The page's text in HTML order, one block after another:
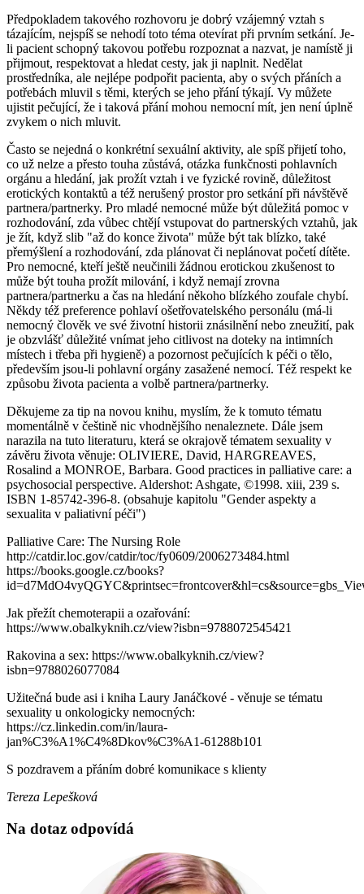
Předpokladem takového rozhovoru je dobrý vzájemný vztah s
tázajícím, nejspíš se nehodí toto téma otevírat při prvním setkání. Je-
li pacient schopný takovou potřebu rozpoznat a nazvat, je namístě ji
přijmout, respektovat a hledat cesty, jak ji naplnit. Nedělat
prostředníka, ale nejlépe podpořit pacienta, aby o svých přáních a
potřebách mluvil s těmi, kterých se jeho přání týkají. Vy můžete
ujistit pečující, že i taková přání mohou nemocní mít, jen není úplně
zvykem o nich mluvit.
Často se nejedná o konkrétní sexuální aktivity, ale spíš přijetí toho,
co už nelze a přesto touha zůstává, otázka funkčnosti pohlavních
orgánu a hledání, jak prožít vztah i ve fyzické rovině, důležitost
erotických kontaktů a též nerušený prostor pro setkání při návštěvě
partnera/partnerky. Pro mladé nemocné může být důležitá pomoc v
rozhodování, zda vůbec chtějí vstupovat do partnerských vztahů, jak
je žít, když slib "až do konce života" může být tak blízko, také
přemýšlení a rozhodování, zda plánovat či neplánovat početí dítěte.
Pro nemocné, kteří ještě neučinili žádnou erotickou zkušenost to
může být touha prožít milování, i když nemají zrovna
partnera/partnerku a čas na hledání někoho blízkého zoufale chybí.
Někdy též preference pohlaví ošetřovatelského personálu (má-li
nemocný člověk ve své životní historii znásilnění nebo zneužití, pak
je obzvlášť důležité vnímat jeho citlivost na doteky na intimních
místech i třeba při hygieně) a pozornost pečujících k péči o tělo,
především jsou-li pohlavní orgány zasažené nemocí. Též respekt ke
způsobu života pacienta a volbě partnera/partnerky.
Děkujeme za tip na novou knihu, myslím, že k tomuto tématu
momentálně v češtině nic vhodnějšího nenaleznete. Dále jsem
narazila na tuto literaturu, která se okrajově tématem sexuality v
závěru života věnuje: OLIVIERE, David, HARGREAVES,
Rosalind a MONROE, Barbara. Good practices in palliative care: a
psychosocial perspective. Aldershot: Ashgate, ©1998. xiii, 239 s.
ISBN 1-85742-396-8. (obsahuje kapitolu "Gender aspekty a
sexualita v paliativní péči")
Palliative Care: The Nursing Role
http://catdir.loc.gov/catdir/toc/fy0609/2006273484.html
https://books.google.cz/books?
Jak přežít chemoterapii a ozařování:
https://www.obalkyknih.cz/view?isbn=9788072545421
Rakovina a sex: https://www.obalkyknih.cz/view?
isbn=9788026077084
Užitečná bude asi i kniha Laury Janáčkové - věnuje se tématu
sexuality u onkologicky nemocných:
https://cz.linkedin.com/in/laura-
jan%C3%A1%C4%8Dkov%C3%A1-61288b101
S pozdravem a přáním dobré komunikace s klienty
Tereza Lepešková
Na dotaz odpovídá